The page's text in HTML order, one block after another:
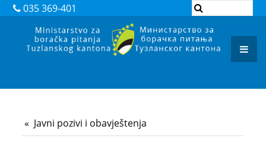
035 369-401
Javni pozivi i obavještenja
ZAKONI
PODZAKONSKI AKTI
JAVNI POZIVI I OBAVJEŠTENJA